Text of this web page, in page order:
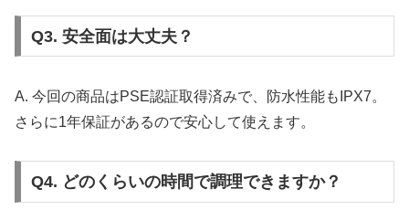
Q3. 安全面は大丈夫？
A. 今回の商品はPSE認証取得済みで、防水性能もIPX7。
さらに1年保証があるので安心して使えます。
Q4. どのくらいの時間で調理できますか？